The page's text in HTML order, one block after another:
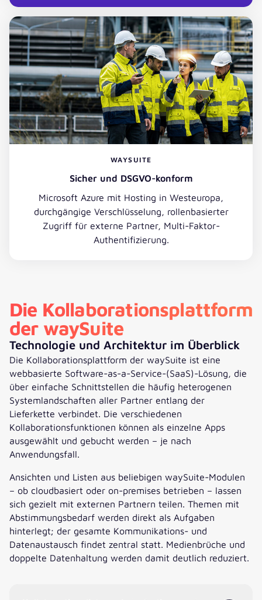
WAYSUITE
Sicher und DSGVO-konform
Microsoft Azure mit Hosting in Westeuropa,
durchgängige Verschlüsselung, rollenbasierter
Zugriff für externe Partner, Multi-Faktor-
Authentifizierung.
Die Kollaborationsplattform
der waySuite
Technologie und Architektur im Überblick
Die Kollaborationsplattform der waySuite ist eine
webbasierte Software-as-a-Service-(SaaS)-Lösung, die
über einfache Schnittstellen die häufig heterogenen
Systemlandschaften aller Partner entlang der
Lieferkette verbindet. Die verschiedenen
Kollaborationsfunktionen können als einzelne Apps
ausgewählt und gebucht werden – je nach
Anwendungsfall.
Ansichten und Listen aus beliebigen waySuite-Modulen
– ob cloudbasiert oder on-premises betrieben – lassen
sich gezielt mit externen Partnern teilen. Themen mit
Abstimmungsbedarf werden direkt als Aufgaben
hinterlegt; der gesamte Kommunikations- und
Datenaustausch findet zentral statt. Medienbrüche und
doppelte Datenhaltung werden damit deutlich reduziert.